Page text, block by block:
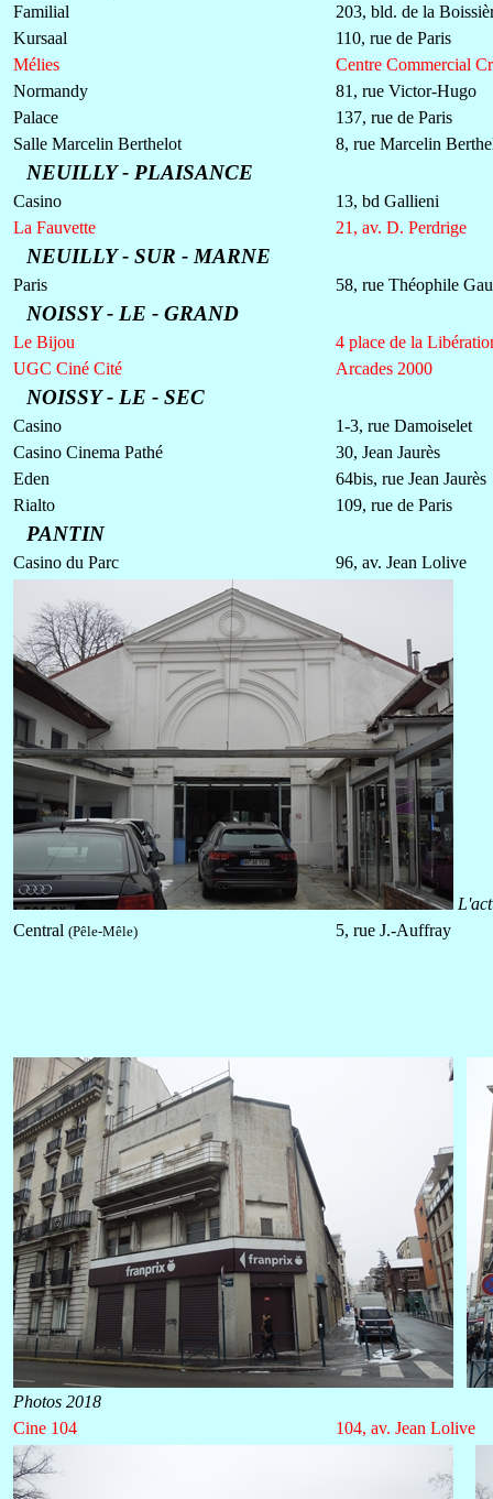
Familial
203, bld. de la
Kursaal
110, rue de Paris
Mélies
Centre Commercial
Normandy
81, rue Victor-Hugo
Palace
137, rue de Paris
Salle Marcelin Berthelot
8, rue Marcelin
NEUILLY - PLAISANCE
Casino
13, bd Gallieni
La Fauvette
21, av. D. Perdrige
NEUILLY - SUR - MARNE
Paris 58, rue Théophile
NOISSY - LE - GRAND
Le Bijou
4 place de la
UGC Ciné Cité
Arcades 2000
NOISSY - LE - SEC
Casino
1-3, rue Damoiselet
Casino Cinema Pathé
30, Jean Jaurès
Eden
64bis, rue Jean Jaurès
Rialto
109, rue de Paris
PANTIN
Casino du Parc 96, av. Jean Lolive
Central (Pêle-Mêle) 5, rue J.-Auffray
Photos 2018
Cine 104
104, av. Jean Lolive